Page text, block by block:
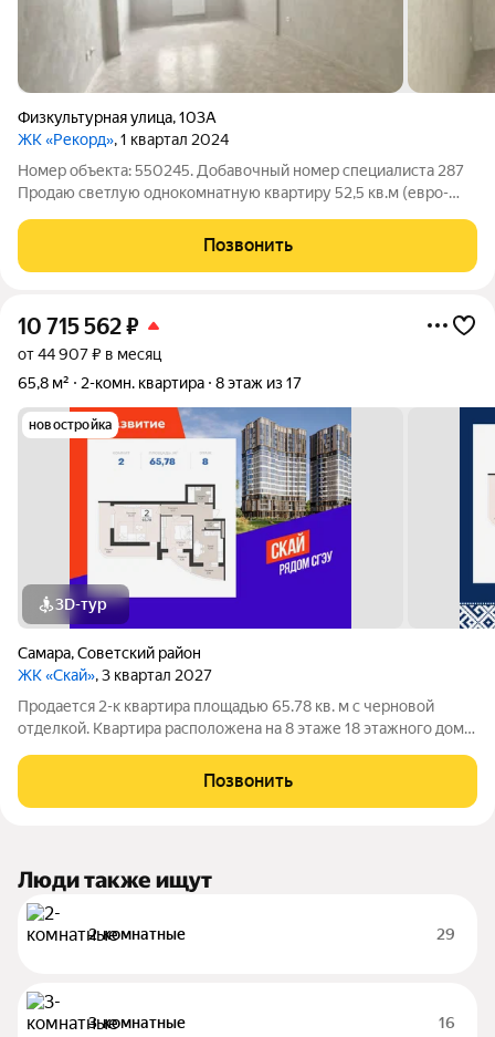
Физкультурная улица,103А
ЖК «Рекорд», 1 квартал 2024
Номер объекта: 550245. Добавочный номер специалиста 287
Продаю светлую однокомнатную квартиру 52,5 кв.м (евро-
2024 года. Это идеальное решение для тех, кто ценит комфорт
и свежий ремонт от
Позвонить
10 715 562₽
от 44 907 ₽ в месяц
65,8 м²
2-комн. квартира 8 этаж из 17
новостройка
3D-тур
Самара,Советский район
ЖК «Скай», 3 квартал 2027
Продается 2-к квартира площадью 65.78 кв. м с черновой
отделкой. Квартира расположена на 8 этаже 18 этажного дома,
безопасные зелёные дворы, детские и спортивные площадки.
Панорамные виды на
Позвонить
Люди также ищут
2-комнатные 29
3-комнатные 16